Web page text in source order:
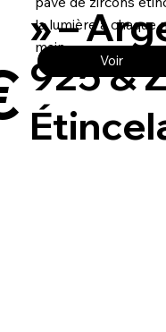
» –
925 &
la lumière à chaque
main.
Voir